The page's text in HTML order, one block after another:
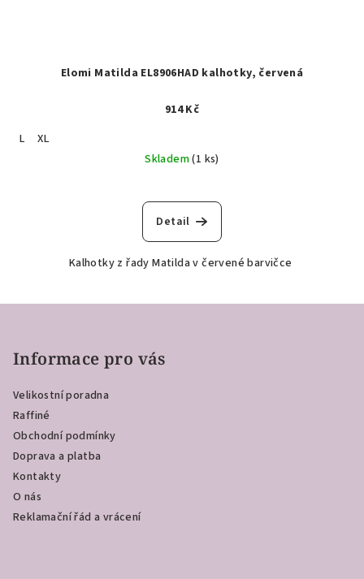
Elomi Matilda EL8906HAD kalhotky, červená
914 Kč
L
XL
Skladem(1 ks)
Detail
Kalhotky z řady Matilda v červené barvičce
Informace pro vás
Velikostní poradna
Raffiné
Obchodní podmínky
Doprava a platba
Kontakty
O nás
Reklamační řád a vrácení